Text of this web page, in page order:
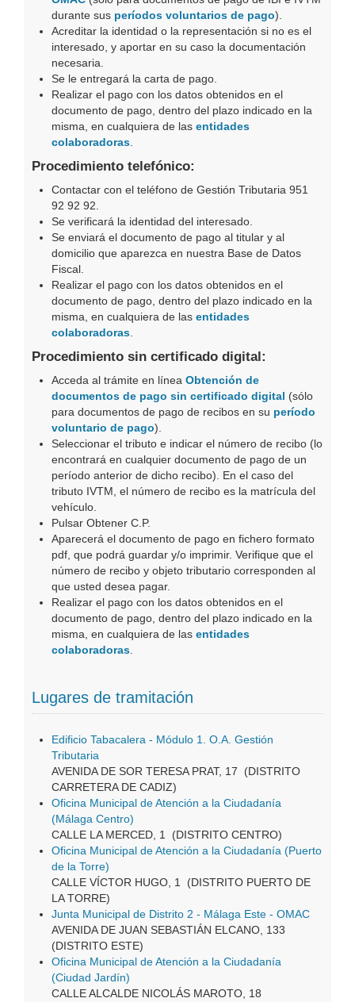
durante sus períodos voluntarios de pago).
Acreditar la identidad o la representación si no es el
interesado, y aportar en su caso la documentación
necesaria.
Se le entregará la carta de pago.
Realizar el pago con los datos obtenidos en el
documento de pago, dentro del plazo indicado en la
misma, en cualquiera de las entidades
colaboradoras.
Procedimiento telefónico:
Contactar con el teléfono de Gestión Tributaria 951
92 92 92.
Se verificará la identidad del interesado.
Se enviará el documento de pago al titular y al
domicilio que aparezca en nuestra Base de Datos
Fiscal.
Realizar el pago con los datos obtenidos en el
documento de pago, dentro del plazo indicado en la
misma, en cualquiera de las entidades
colaboradoras.
Procedimiento sin certificado digital:
Acceda al trámite en línea Obtención de
documentos de pago sin certificado digital (sólo
para documentos de pago de recibos en su período
voluntario de pago).
Seleccionar el tributo e indicar el número de recibo (lo
encontrará en cualquier documento de pago de un
período anterior de dicho recibo). En el caso del
tributo IVTM, el número de recibo es la matrícula del
vehículo.
Pulsar Obtener C.P.
Aparecerá el documento de pago en fichero formato
pdf, que podrá guardar y/o imprimir. Verifique que el
número de recibo y objeto tributario corresponden al
que usted desea pagar.
Realizar el pago con los datos obtenidos en el
documento de pago, dentro del plazo indicado en la
misma, en cualquiera de las entidades
colaboradoras.
Lugares de tramitación
Edificio Tabacalera - Módulo 1. O.A. Gestión
Tributaria
AVENIDA DE SOR TERESA PRAT, 17 (DISTRITO
CARRETERA DE CADIZ)
Oficina Municipal de Atención a la Ciudadanía
(Málaga Centro)
CALLE LA MERCED, 1 (DISTRITO CENTRO)
Oficina Municipal de Atención a la Ciudadanía (Puerto
de la Torre)
CALLE VÍCTOR HUGO, 1 (DISTRITO PUERTO DE
LA TORRE)
Junta Municipal de Distrito 2 - Málaga Este - OMAC
AVENIDA DE JUAN SEBASTIÁN ELCANO, 133
(DISTRITO ESTE)
Oficina Municipal de Atención a la Ciudadanía
(Ciudad Jardín)
CALLE ALCALDE NICOLÁS MAROTO, 18